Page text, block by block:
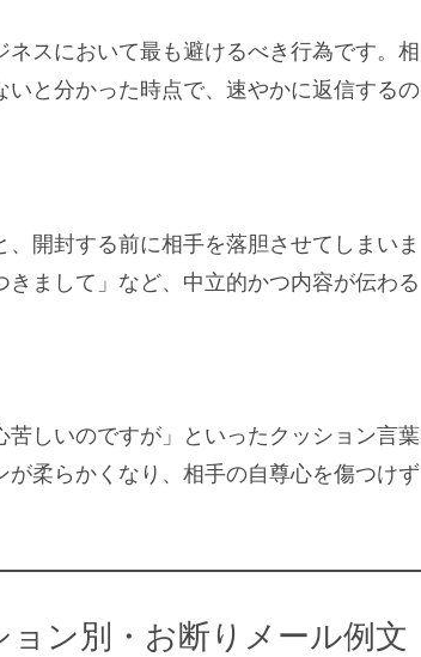
ネスにおいて最も避けるべき行為です。相
と分かった時点で、速やかに返信するの
開封する前に相手を落胆させてしまいま
まして」など、中立的かつ内容が伝わる
しいのですが」といったクッション言葉
柔らかくなり、相手の自尊心を傷つけず
ョン別・お断りメール例文